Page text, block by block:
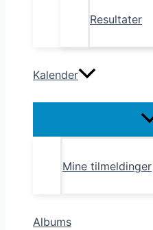
Resultater
Kalender
Mine tilmeldinger
Albums